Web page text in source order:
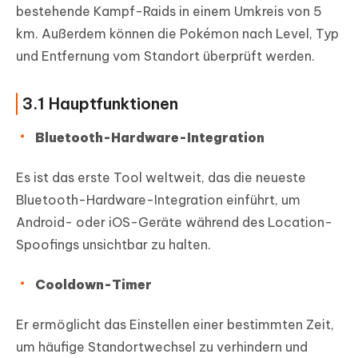
bestehende Kampf-Raids in einem Umkreis von 5
km. Außerdem können die Pokémon nach Level, Typ
und Entfernung vom Standort überprüft werden.
3.1 Hauptfunktionen
Bluetooth-Hardware-Integration
Es ist das erste Tool weltweit, das die neueste
Bluetooth-Hardware-Integration einführt, um
Android- oder iOS-Geräte während des Location-
Spoofings unsichtbar zu halten.
Cooldown-Timer
Er ermöglicht das Einstellen einer bestimmten Zeit,
um häufige Standortwechsel zu verhindern und